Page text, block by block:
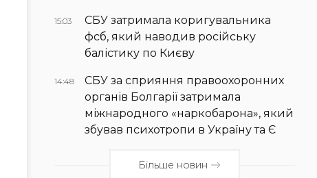
15:03
СБУ затримала коригувальника
фсб, який наводив російську
балістику по Києву
14:48
СБУ за сприяння правоохоронних
органів Болгарії затримала
міжнародного «наркобарона», який
збував психотропи в Україну та Є
Більше новин